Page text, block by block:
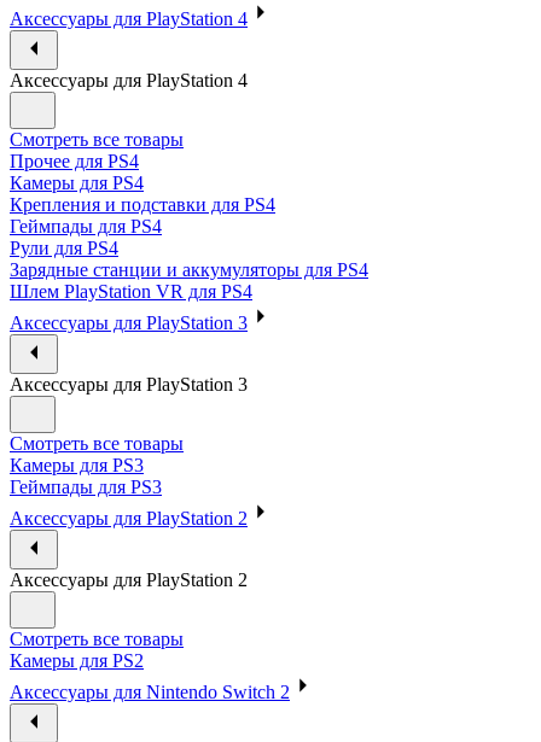
Аксессуары для PlayStation 4
Аксессуары для PlayStation 4
Смотреть все товары
Прочее для PS4
Камеры для PS4
Крепления и подставки для PS4
Геймпады для PS4
Рули для PS4
Зарядные станции и аккумуляторы для PS4
Шлем PlayStation VR для PS4
Аксессуары для PlayStation 3
Аксессуары для PlayStation 3
Смотреть все товары
Камеры для PS3
Геймпады для PS3
Аксессуары для PlayStation 2
Аксессуары для PlayStation 2
Смотреть все товары
Камеры для PS2
Аксессуары для Nintendo Switch 2